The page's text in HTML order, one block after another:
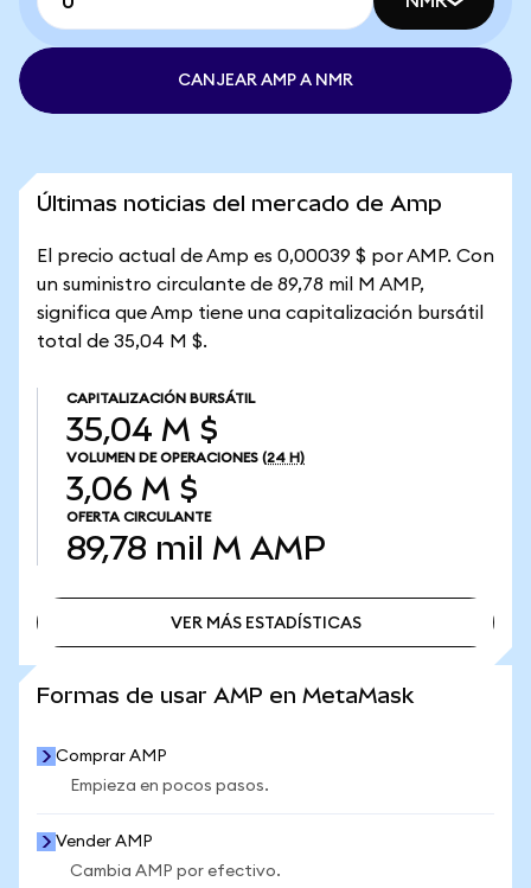
CANJEAR AMP A NMR
Últimas noticias del mercado de Amp
El precio actual de Amp es 0,00039 $ por AMP. Con
un suministro circulante de 89,78 mil M AMP,
significa que Amp tiene una capitalización bursátil
total de 35,04 M $.
CAPITALIZACIÓN BURSÁTIL
35,04 M $
VOLUMEN DE OPERACIONES (24 H)
3,06 M $
OFERTA CIRCULANTE
89,78 mil M AMP
VER MÁS ESTADÍSTICAS
Formas de usar AMP en MetaMask
Comprar AMP
Empieza en pocos pasos.
Vender AMP
Cambia AMP por efectivo.